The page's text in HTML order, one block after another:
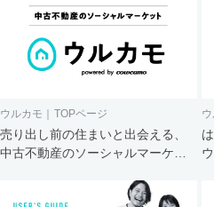
ウルカモ｜TOPページ
売り出し前の住まいと出会える、
中古不動産のソーシャルマーケッ